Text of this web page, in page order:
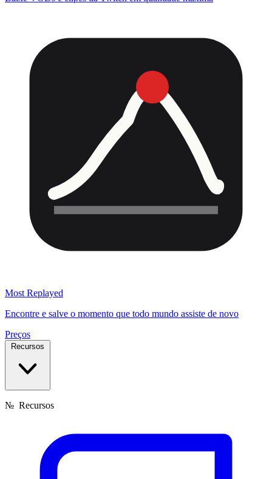
Most Replayed
Encontre e salve o momento que todo mundo assiste de novo
Preços
Recursos
№ Recursos